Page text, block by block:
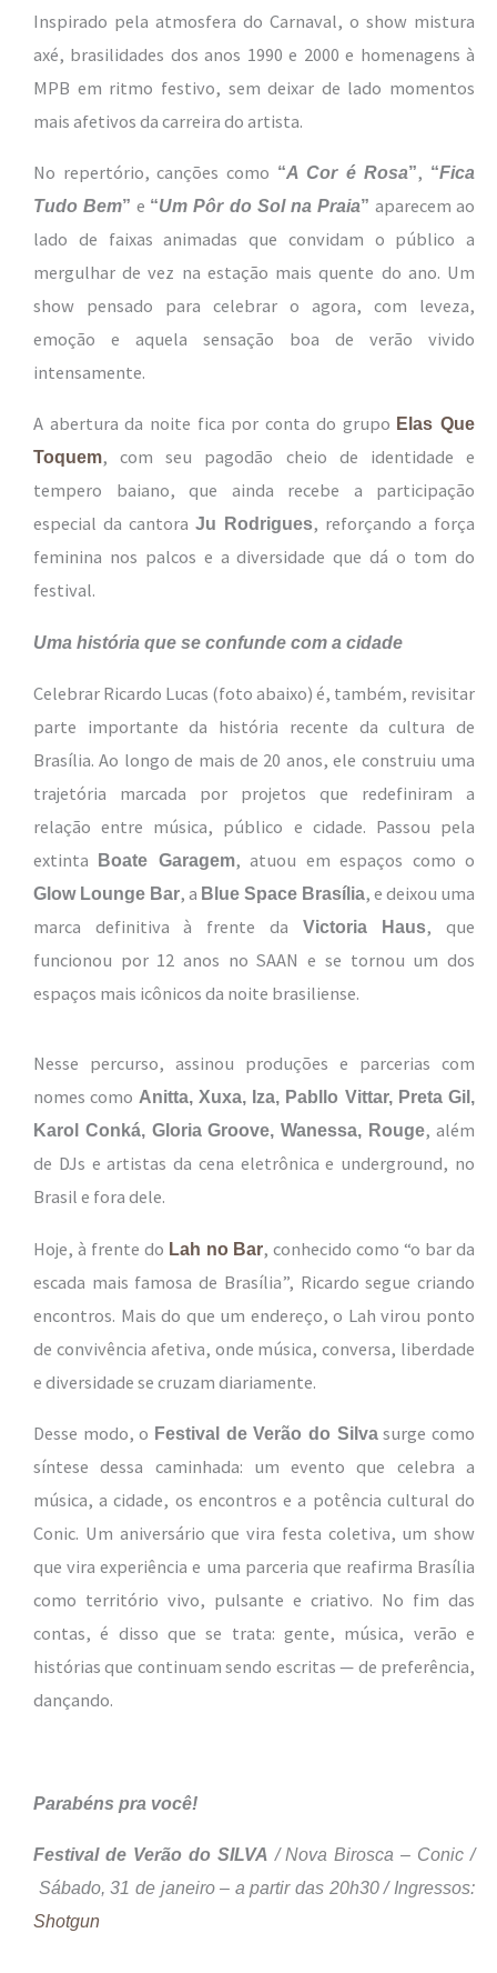
Inspirado pela atmosfera do Carnaval, o show mistura
axé, brasilidades dos anos 1990 e 2000 e homenagens à
MPB em ritmo festivo, sem deixar de lado momentos
mais afetivos da carreira do artista.
No repertório, canções como “A Cor é Rosa”, “Fica
Tudo Bem” e “Um Pôr do Sol na Praia” aparecem ao
lado de faixas animadas que convidam o público a
mergulhar de vez na estação mais quente do ano. Um
show pensado para celebrar o agora, com leveza,
emoção e aquela sensação boa de verão vivido
intensamente.
A abertura da noite fica por conta do grupo Elas Que
Toquem, com seu pagodão cheio de identidade e
tempero baiano, que ainda recebe a participação
especial da cantora Ju Rodrigues, reforçando a força
feminina nos palcos e a diversidade que dá o tom do
festival.
Uma história que se confunde com a cidade
Celebrar Ricardo Lucas (foto abaixo) é, também, revisitar
parte importante da história recente da cultura de
Brasília. Ao longo de mais de 20 anos, ele construiu uma
trajetória marcada por projetos que redefiniram a
relação entre música, público e cidade. Passou pela
extinta Boate Garagem, atuou em espaços como o
Glow Lounge Bar, a Blue Space Brasília, e deixou uma
marca definitiva à frente da Victoria Haus, que
funcionou por 12 anos no SAAN e se tornou um dos
espaços mais icônicos da noite brasiliense.
Nesse percurso, assinou produções e parcerias com
nomes como Anitta, Xuxa, Iza, Pabllo Vittar, Preta Gil,
Karol Conká, Gloria Groove, Wanessa, Rouge, além
de DJs e artistas da cena eletrônica e underground, no
Brasil e fora dele.
Hoje, à frente do Lah no Bar, conhecido como “o bar da
escada mais famosa de Brasília”, Ricardo segue criando
encontros. Mais do que um endereço, o Lah virou ponto
de convivência afetiva, onde música, conversa, liberdade
e diversidade se cruzam diariamente.
Desse modo, o Festival de Verão do Silvasurge como
síntese dessa caminhada: um evento que celebra a
música, a cidade, os encontros e a potência cultural do
Conic. Um aniversário que vira festa coletiva, um show
que vira experiência e uma parceria que reafirma Brasília
como território vivo, pulsante e criativo. No fim das
contas, é disso que se trata: gente, música, verão e
histórias que continuam sendo escritas — de preferência,
dançando.
Parabéns pra você!
Festival de Verão do SILVA / Nova Birosca – Conic /
Sábado, 31 de janeiro – a partir das 20h30 / Ingressos:
Shotgun